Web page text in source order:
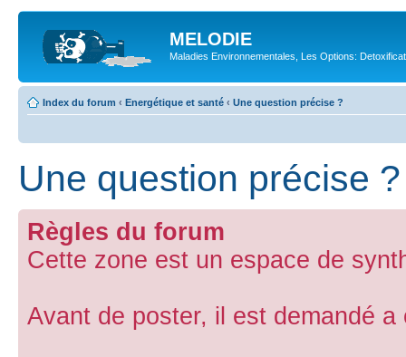
MELODIE
Maladies Environnementales, Les Options:
Index du forum ‹ Energétique et santé ‹ Une question précise ?
Une question précise ?
Règles du forum
Cette zone est un espace de
Avant de poster, il est demandé a